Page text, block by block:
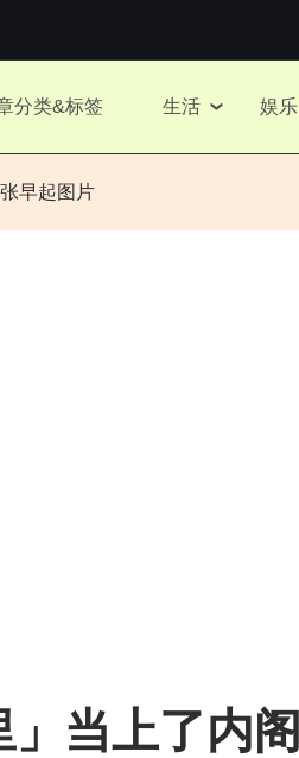
分类&标签 生活 娱乐
早起图片
当上了内阁